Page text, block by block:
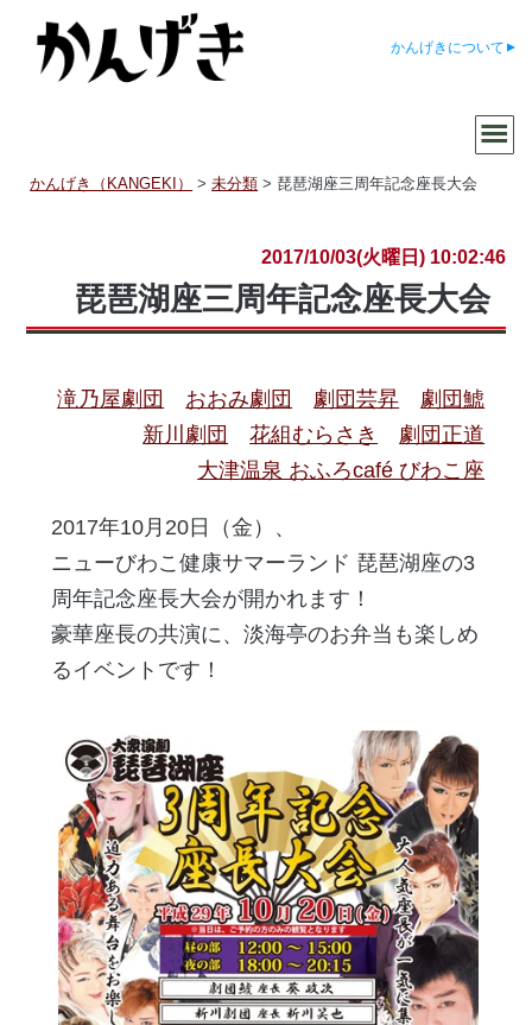
かんげきについて
かんげき（KANGEKI） >未分類 > 琵琶湖座三周年記念座長大会
2017/10/03(火曜日) 10:02:46
琵琶湖座三周年記念座長大会
滝乃屋劇団 おおみ劇団 劇団芸昇
劇団鯱
新川劇団
花組むらさき
劇団正道
大津温泉 おふろcafé びわこ座
2017年10月20日（金）、
ニューびわこ健康サマーランド 琵琶湖座の3
周年記念座長大会が開かれます！
豪華座長の共演に、淡海亭のお弁当も楽しめ
るイベントです！